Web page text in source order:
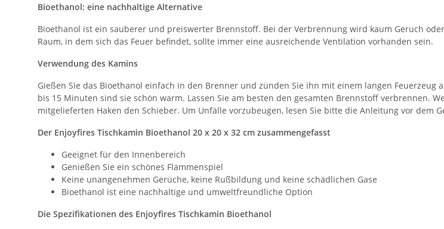
Bioethanol: eine nachhaltige Alternative
Bioethanol ist ein sauberer und preiswerter Brennstoff. Bei der Verbrennung wird kaum Geruch
Raum, in dem sich das Feuer befindet, sollte immer eine ausreichende Ventilation vorhanden sein.
Verwendung des Kamins
Gießen Sie das Bioethanol einfach in den Brenner und zünden Sie ihn mit einem langen
bis 15 Minuten sind sie schön warm. Lassen Sie am besten den gesamten Brennstoff verbrennen.
mitgelieferten Haken den Schieber. Um Unfälle vorzubeugen, lesen Sie bitte die Anleitung vor dem
Der Enjoyfires Tischkamin Bioethanol 20 x 20 x 32 cm zusammengefasst
Geeignet für den Innenbereich
Genießen Sie ein schönes Flammenspiel
Keine unangenehmen Gerüche, keine Rußbildung und keine schädlichen Gase
Bioethanol ist eine nachhaltige und umweltfreundliche Option
Die Spezifikationen des Enjoyfires Tischkamin Bioethanol